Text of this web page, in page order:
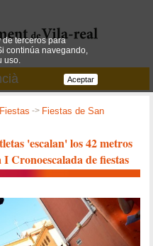
-> Fiestas de San
'escalan' los 42 metros
Cronoescalada de fiestas
de terceros para
continúa navegando,
uso.
Aceptar